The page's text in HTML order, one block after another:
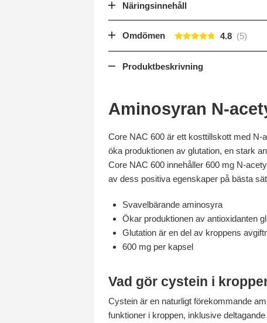
Näringsinnehåll
Omdömen 4.8
Produktbeskrivning
Aminosyran N-
Core NAC 600 är ett kosttillskott med
öka produktionen av glutation, en stark
Core NAC 600 innehåller 600 mg N-
av dess positiva egenskaper på bästa
Svavelbärande aminosyra
Ökar produktionen av antioxidanten
Glutation är en del av kroppens
600 mg per kapsel
Vad gör cystein i
Cystein är en naturligt förekommande
funktioner i kroppen, inklusive